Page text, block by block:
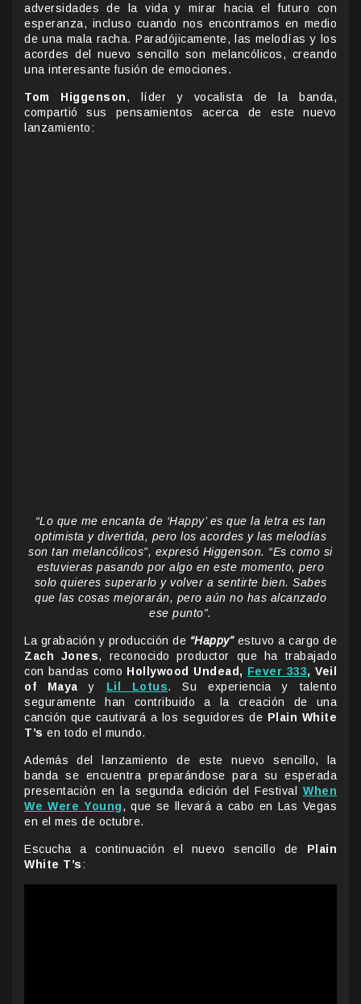
adversidades de la vida y mirar hacia el futuro con
esperanza, incluso cuando nos encontramos en medio
de una mala racha. Paradójicamente, las melodías y los
acordes del nuevo sencillo son melancólicos, creando
una interesante fusión de emociones.
Tom Higgenson, líder y vocalista de la banda,
compartió sus pensamientos acerca de este nuevo
lanzamiento:
“Lo que me encanta de ‘Happy’ es que la letra es tan
optimista y divertida, pero los acordes y las melodías
son tan melancólicos”, expresó Higgenson. “Es como si
estuvieras pasando por algo en este momento, pero
solo quieres superarlo y volver a sentirte bien. Sabes
que las cosas mejorarán, pero aún no has alcanzado
ese punto”.
La grabación y producción de “Happy”estuvo a cargo de
Zach Jones, reconocido productor que ha trabajado
con bandas como Hollywood Undead, Fever 333, Veil
of Mayay Lil Lotus. Su experiencia y talento
seguramente han contribuido a la creación de una
canción que cautivará a los seguidores de Plain White
T’s en todo el mundo.
Además del lanzamiento de este nuevo sencillo, la
banda se encuentra preparándose para su esperada
presentación en la segunda edición del Festival When
We Were Young, que se llevará a cabo en Las Vegas
en el mes de octubre.
Escucha a continuación el nuevo sencillo de Plain
White T’s: